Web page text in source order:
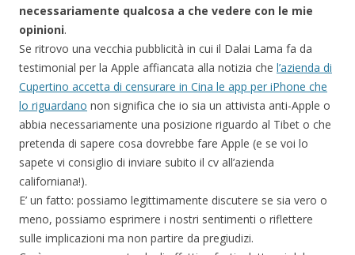
necessariamente qualcosa a che vedere con le mie
opinioni.
Se ritrovo una vecchia pubblicità in cui il Dalai Lama fa da
testimonial per la Apple affiancata alla notizia che l’azienda di
Cupertino accetta di censurare in Cina le app per iPhone che
lo riguardano non significa che io sia un attivista anti-Apple o
abbia necessariamente una posizione riguardo al Tibet o che
pretenda di sapere cosa dovrebbe fare Apple (e se voi lo
sapete vi consiglio di inviare subito il cv all’azienda
californiana!).
E’ un fatto: possiamo legittimamente discutere se sia vero o
meno, possiamo esprimere i nostri sentimenti o riflettere
sulle implicazioni ma non partire da pregiudizi.